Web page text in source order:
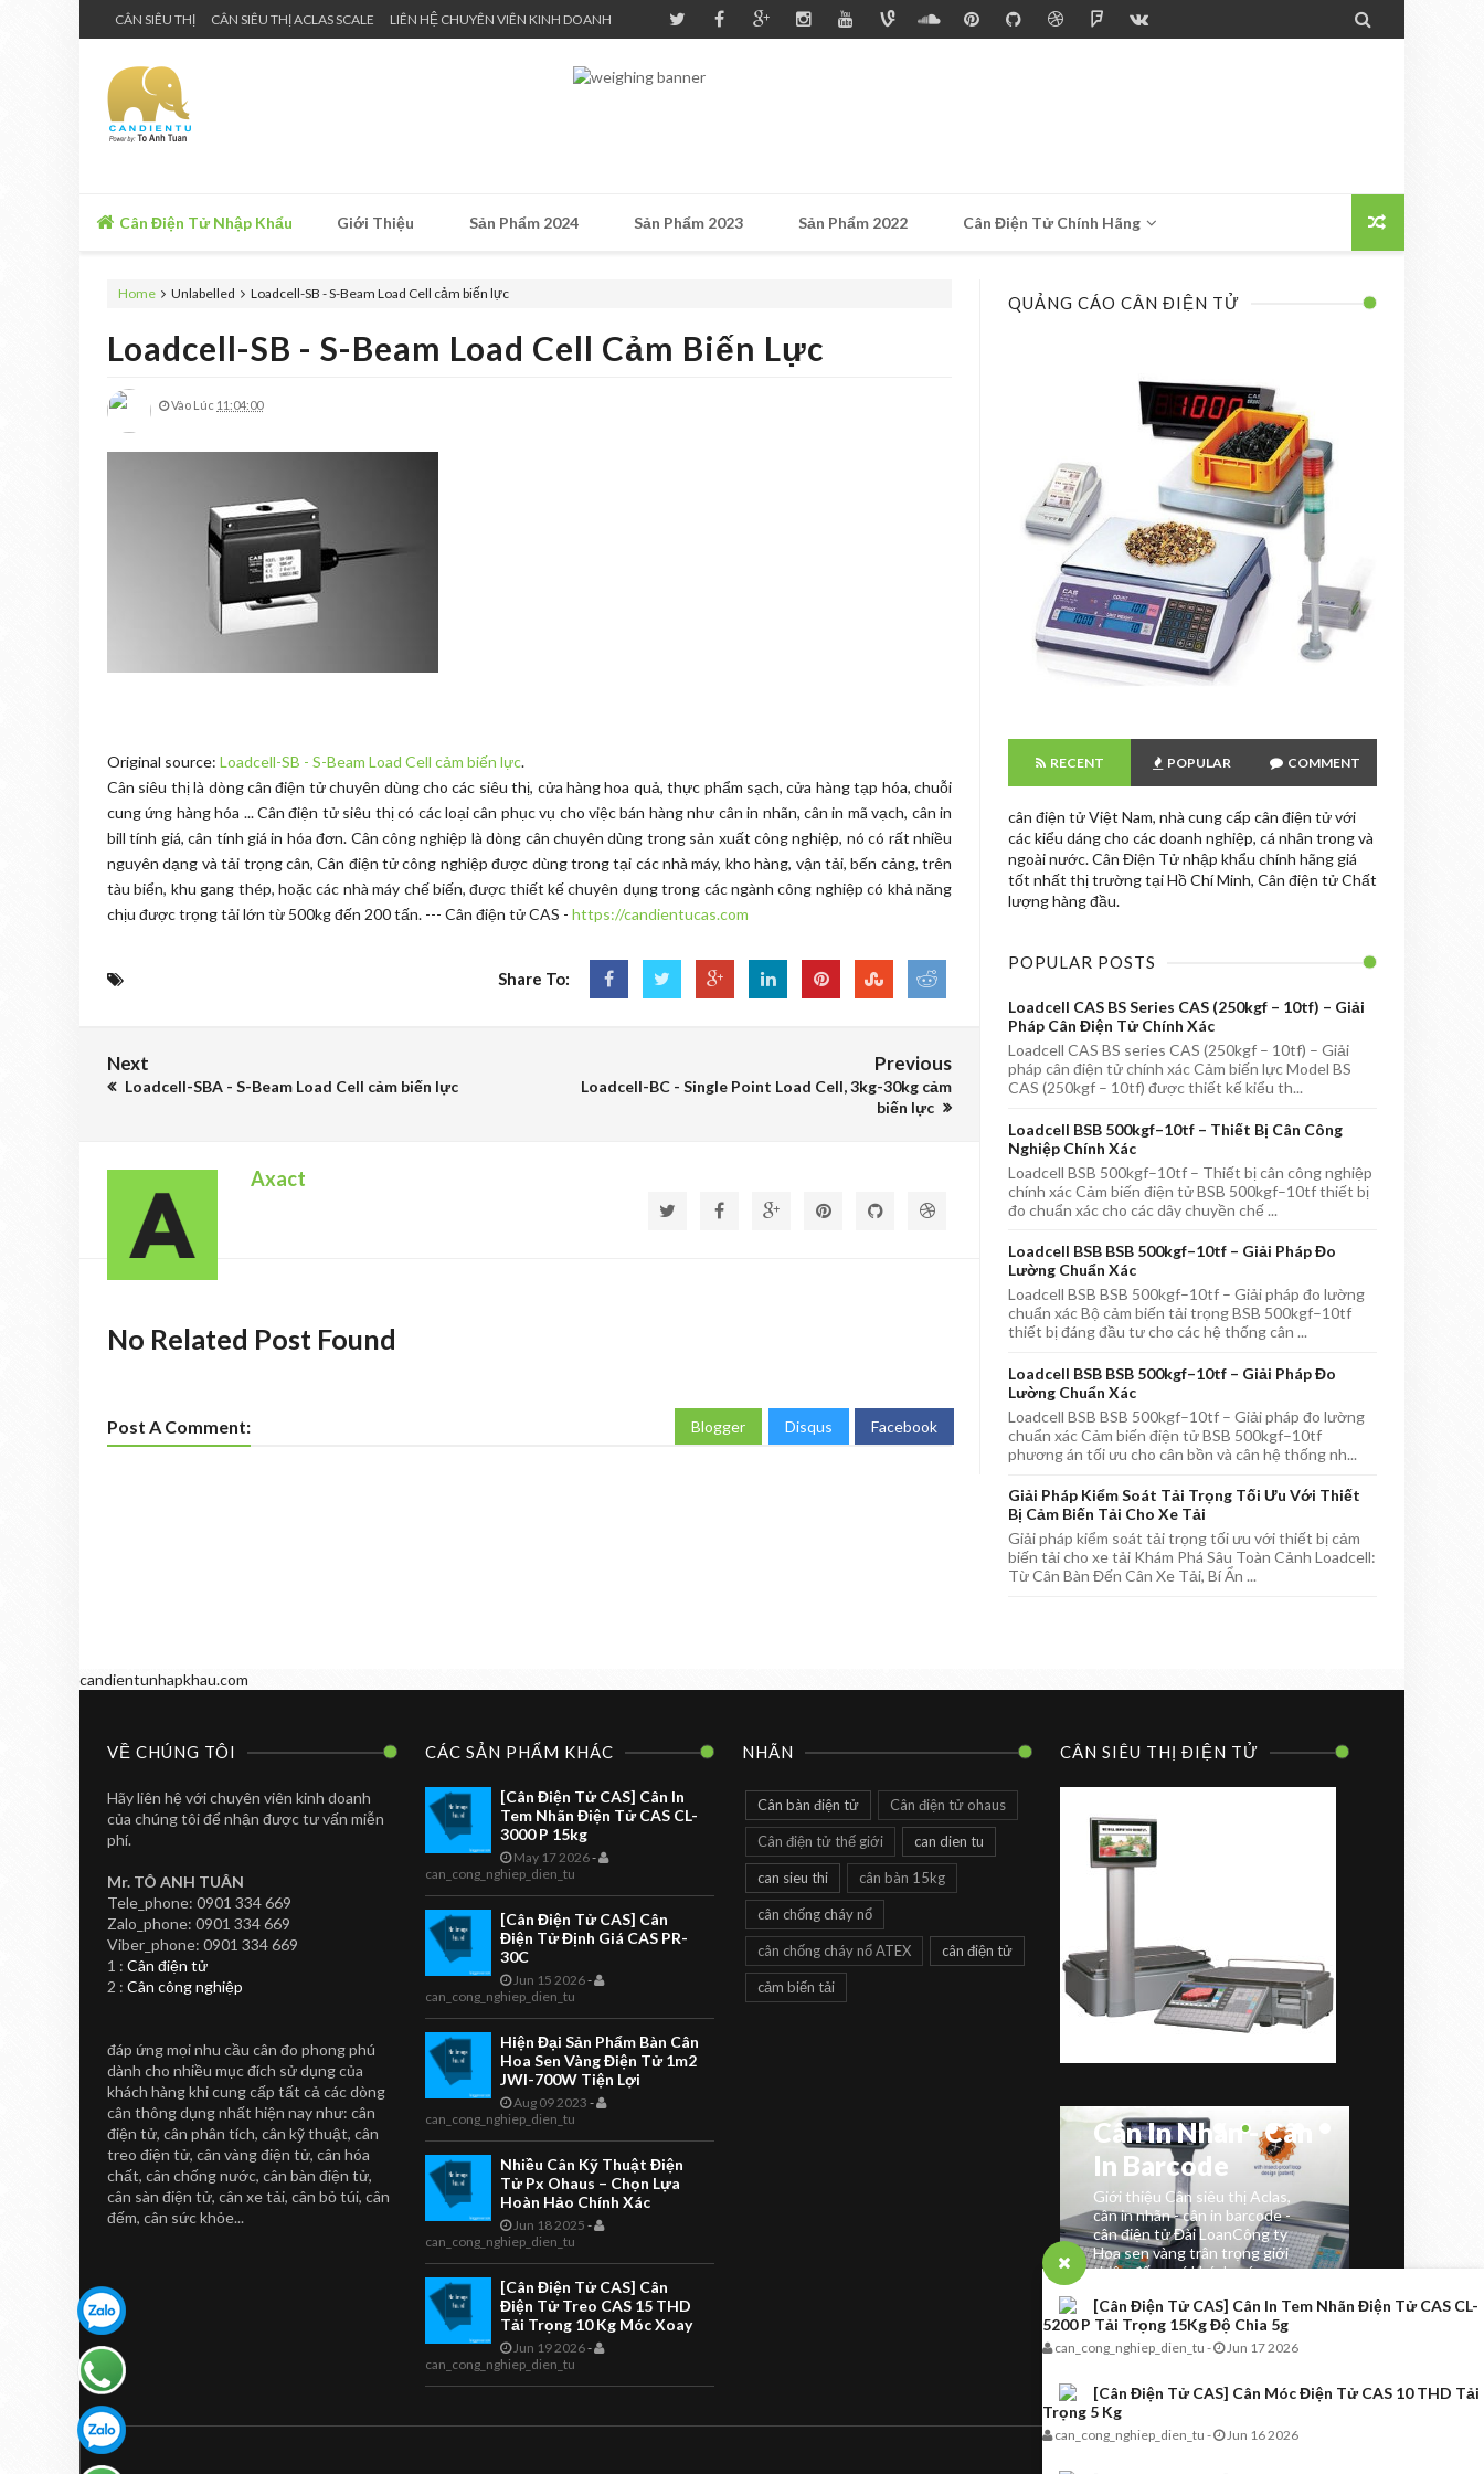
[Cân Điện Tử CAS] Cân In Tem Nhãn Điện Tử CAS CL-
5200 P Tải Trọng 15Kg Độ Chia 5g
can_cong_nghiep_dien_tu - Jun 17 2026
[Cân Điện Tử CAS] Cân Móc Điện Tử CAS 10 THD Tải
Trọng 5 Kg
can_cong_nghiep_dien_tu - Jun 16 2026
CÂN SIÊU THỊ CÂN SIÊU THỊ ACLAS SCALE LIÊN HỆ CHUYÊN VIÊN KINH DOANH 
Cân Điện Tử Nhập Khẩu Giới Thiệu Sản Phẩm 2024 Sản Phẩm 2023 Sản Phẩm 2022 Cân Điện Tử Chính Hãng
Home Unlabelled Loadcell-SB - S-Beam Load Cell cảm biến lực
Loadcell-SB - S-Beam Load Cell Cảm Biến Lực
Vào Lúc 11:04:00
Original source: Loadcell-SB - S-Beam Load Cell cảm biến lực.
Cân siêu thị là dòng cân điện tử chuyên dùng cho các siêu thị, cửa hàng hoa quả, thực phẩm sạch, cửa hàng tạp hóa, chuỗi
cung ứng hàng hóa ... Cân điện tử siêu thị có các loại cân phục vụ cho việc bán hàng như cân in nhãn, cân in mã vạch, cân in
bill tính giá, cân tính giá in hóa đơn. Cân công nghiệp là dòng cân chuyên dùng trong sản xuất công nghiệp, nó có rất nhiều
nguyên dạng và tải trọng cân, Cân điện tử công nghiệp được dùng trong tại các nhà máy, kho hàng, vận tải, bến cảng, trên
tàu biển, khu gang thép, hoặc các nhà máy chế biến, được thiết kế chuyên dụng trong các ngành công nghiệp có khả năng
chịu được trọng tải lớn từ 500kg đến 200 tấn. --- Cân điện tử CAS - https://candientucas.com
Share To:
Next
Loadcell-SBA - S-Beam Load Cell cảm biến lực
Previous
Loadcell-BC - Single Point Load Cell, 3kg-30kg cảm
biến lực
Axact
No Related Post Found
Post A Comment: Blogger Disqus Facebook
QUẢNG CÁO CÂN ĐIỆN TỬ
RECENT POPULAR COMMENT
cân điện tử Việt Nam, nhà cung cấp cân điện tử với
các kiểu dáng cho các doanh nghiệp, cá nhân trong và
ngoài nước. Cân Điện Tử nhập khẩu chính hãng giá
tốt nhất thị trường tại Hồ Chí Minh, Cân điện tử Chất
lượng hàng đầu.
POPULAR POSTS
Loadcell CAS BS Series CAS (250kgf – 10tf) – Giải
Pháp Cân Điện Tử Chính Xác
Loadcell CAS BS series CAS (250kgf – 10tf) – Giải
pháp cân điện tử chính xác Cảm biến lực Model BS
CAS (250kgf – 10tf) được thiết kế kiểu th...
Loadcell BSB 500kgf–10tf – Thiết Bị Cân Công
Nghiệp Chính Xác
Loadcell BSB 500kgf–10tf – Thiết bị cân công nghiệp
chính xác Cảm biến điện tử BSB 500kgf–10tf thiết bị
đo chuẩn xác cho các dây chuyền chế ...
Loadcell BSB BSB 500kgf–10tf – Giải Pháp Đo
Lường Chuẩn Xác
Loadcell BSB BSB 500kgf–10tf – Giải pháp đo lường
chuẩn xác Bộ cảm biến tải trọng BSB 500kgf–10tf
thiết bị đáng đầu tư cho các hệ thống cân ...
Loadcell BSB BSB 500kgf–10tf – Giải Pháp Đo
Lường Chuẩn Xác
Loadcell BSB BSB 500kgf–10tf – Giải pháp đo lường
chuẩn xác Cảm biến điện tử BSB 500kgf–10tf
phương án tối ưu cho cân bồn và cân hệ thống nh...
Giải Pháp Kiểm Soát Tải Trọng Tối Ưu Với Thiết
Bị Cảm Biến Tải Cho Xe Tải
Giải pháp kiểm soát tải trọng tối ưu với thiết bị cảm
biến tải cho xe tải Khám Phá Sâu Toàn Cảnh Loadcell:
Từ Cân Bàn Đến Cân Xe Tải, Bí Ẩn ...
candientunhapkhau.com
VỀ CHÚNG TÔI
Hãy liên hệ với chuyên viên kinh doanh
của chúng tôi để nhận được tư vấn miễn
phí.
Mr. TÔ ANH TUÂN
Tele_phone: 0901 334 669
Zalo_phone: 0901 334 669
Viber_phone: 0901 334 669
1 : Cân điện tử
2 : Cân công nghiệp
đáp ứng mọi nhu cầu cân đo phong phú
dành cho nhiều mục đích sử dụng của
khách hàng khi cung cấp tất cả các dòng
cân thông dụng nhất hiện nay như: cân
điện tử, cân phân tích, cân kỹ thuật, cân
treo điện tử, cân vàng điện tử, cân hóa
chất, cân chống nước, cân bàn điện tử,
cân sàn điện tử, cân xe tải, cân bỏ túi, cân
đếm, cân sức khỏe...
CÁC SẢN PHẨM KHÁC
[Cân Điện Tử CAS] Cân In
Tem Nhãn Điện Tử CAS CL-
3000 P 15kg
May 17 2026-
can_cong_nghiep_dien_tu
[Cân Điện Tử CAS] Cân
Điện Tử Định Giá CAS PR-
30C
Jun 15 2026-
can_cong_nghiep_dien_tu
Hiện Đại Sản Phẩm Bàn Cân
Hoa Sen Vàng Điện Tử 1m2
JWI-700W Tiện Lợi
Aug 09 2023 -
can_cong_nghiep_dien_tu
Nhiều Cân Kỹ Thuật Điện
Tử Px Ohaus – Chọn Lựa
Hoàn Hảo Chính Xác
Jun 18 2025 -
can_cong_nghiep_dien_tu
[Cân Điện Tử CAS] Cân
Điện Tử Treo CAS 15 THD
Tải Trọng 10 Kg Móc Xoay
Jun 19 2026-
can_cong_nghiep_dien_tu
NHÃN
Cân bàn điện tử Cân điện tử ohaus
Cân điện tử thế giới can dien tu
can sieu thi cân bàn 15kg
cân chống cháy nổ
cân chống cháy nổ ATEX cân điện tử
cảm biến tải
CÂN SIÊU THỊ ĐIỆN TỬ
Cân In Nhãn Siêu
Thị CL5000-B
Cân in nhãn siêu thị CL5000-B
Sản phẩm cân in nhãn CL5000-B
...
CAN DIEN TU
Cân Siêu Thị
LS2X Label
Printing Scale
LS2X Thermal Label Printing
Scale The LS2X Thermal Label
Printing Scale is a quality
product with EC Weights and
Measures App...
CAN CONG NGHIEP CAN CONG NGHIEP
TOANHTUAN
Giới Thiệu Cân
Siêu Thị Aclas,
Cân In Nhãn - Cân
In Barcode
Giới thiệu Cân siêu thị Aclas,
cân in nhãn - cân in barcode -
cân điện tử Đài Loan ​ Công ty
Hoa sen vàng trân trọng giới
thiệu đến quý khách, cá...
chức năng